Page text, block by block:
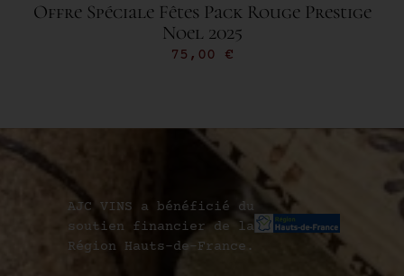
Offre Spéciale Fêtes Pack Rouge Prestige
Noel 2025
75,00 €
AJC VINS a bénéficié du
soutien financier de la
Région Hauts-de-France.